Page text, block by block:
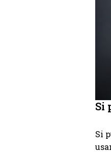
Si
Si